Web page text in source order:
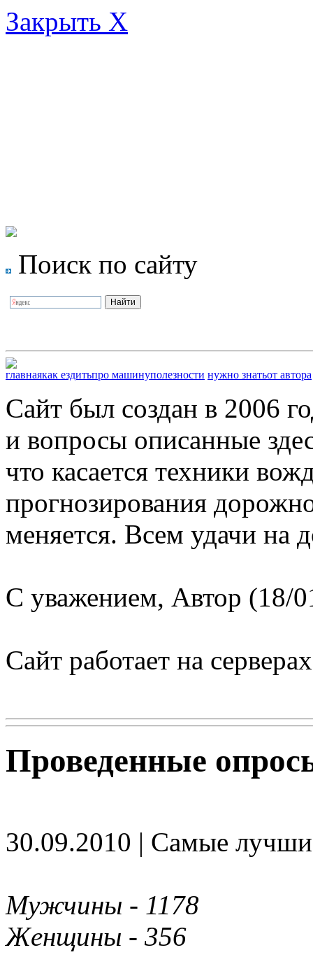
Закрыть X
Поиск по сайту
главнаякак ездитьпро машинуполезности нужно знатьот автора
Сайт был создан в 2006
и вопросы описанные
что касается техники
прогнозирования
меняется. Всем удачи на
С уважением, Автор (18/
Сайт работает на
Проведенные
30.09.2010 | Самые
Мужчины - 1178
Женщины - 356